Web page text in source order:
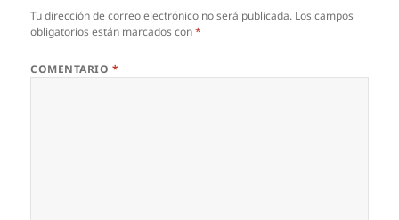
Tu dirección de correo electrónico no será publicada. Los campos
obligatorios están marcados con*
COMENTARIO *